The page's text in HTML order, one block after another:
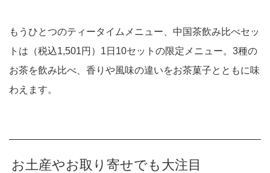
もうひとつのティータイムメニュー、中国茶飲み比べセッ
トは（税込1,501円）1日10セットの限定メニュー。3種の
お茶を飲み比べ、香りや風味の違いをお茶菓子とともに味
わえます。
お土産やお取り寄せでも大注目